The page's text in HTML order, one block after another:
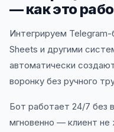
— как это
Интегрируем
Sheets и другими
автоматически
воронку без ручного
Бот работает 24/7 без
мгновенно — клиент